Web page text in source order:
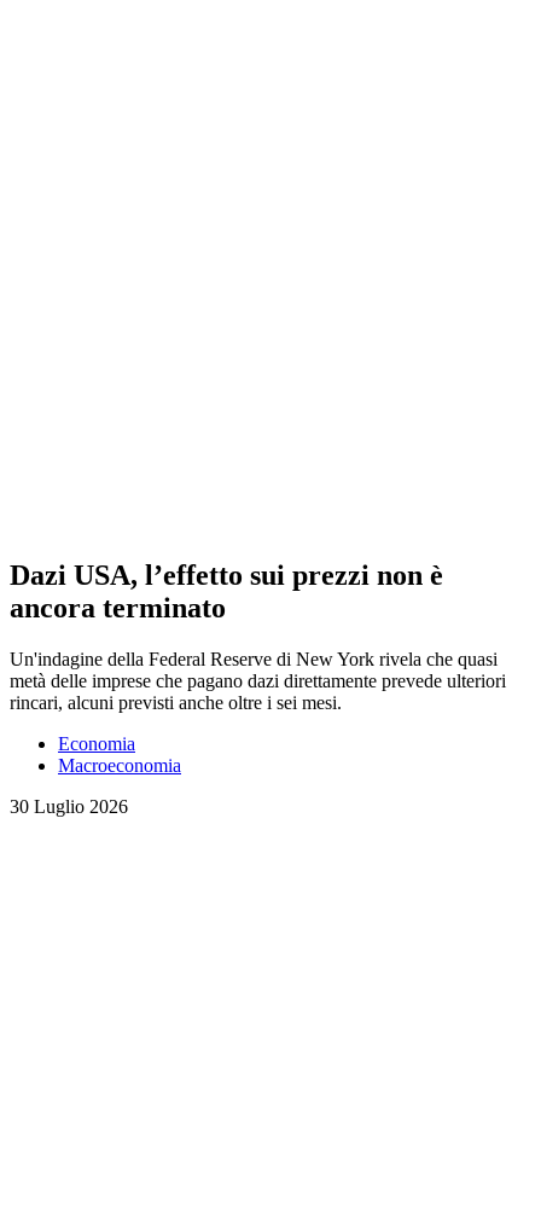
Dazi USA, l’effetto sui prezzi non è
ancora terminato
Un'indagine della Federal Reserve di New York rivela che quasi
metà delle imprese che pagano dazi direttamente prevede ulteriori
rincari, alcuni previsti anche oltre i sei mesi.
Economia
Macroeconomia
30 Luglio 2026